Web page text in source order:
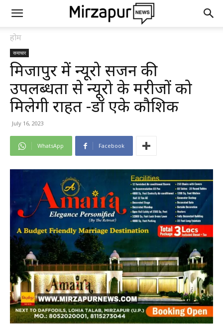
होम
समाचार
मिर्जापुर में न्यूरो सर्जन की
उपलब्धता से न्यूरो के मरीजों को
मिलेगी राहत -डॉ एके कौशिक
July 16, 2023
WhatsApp Facebook